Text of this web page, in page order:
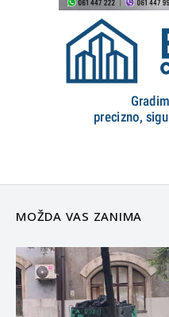
MOŽDA VAS ZANIMA